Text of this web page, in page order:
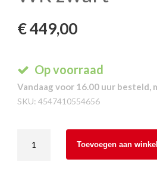
€449,00
Op voorraad
Vandaag voor 16.00 uur besteld,
SKU: 4547410554656
Toevoegen aan